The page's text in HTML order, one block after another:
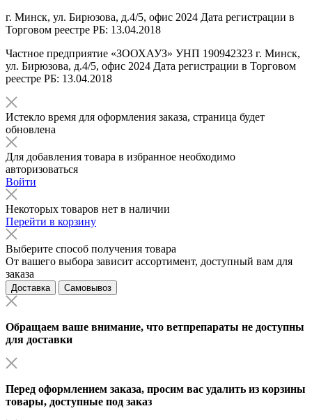
г. Минск, ул. Бирюзова, д.4/5, офис 2024 Дата регистрации в
Торговом реестре РБ: 13.04.2018
Частное предприятие «ЗООХАУЗ» УНП 190942323 г. Минск,
ул. Бирюзова, д.4/5, офис 2024 Дата регистрации в Торговом
реестре РБ: 13.04.2018
Истекло время для оформления заказа, страница будет
обновлена
Для добавления товара в избранное необходимо
авторизоваться
Войти
Некоторых товаров нет в наличии
Перейти в корзину
Выберите способ получения товара
От вашего выбора зависит ассортимент, доступный вам для
заказа
Доставка Самовывоз
Обращаем ваше внимание, что ветпрепараты не доступны
для доставки
Перед оформлением заказа, просим вас удалить из корзины
товары, доступные под заказ